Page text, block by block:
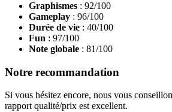
Graphismes : 92/100
Gameplay : 96/100
Durée de vie : 40/100
Fun : 97/100
Note globale : 81/100
Notre recommandation
Si vous hésitez encore, nous vous
rapport qualité/prix est excellent.